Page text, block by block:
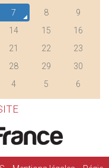
7 8
9
14 15
16
21 22
23
28 29
30
4 5 6